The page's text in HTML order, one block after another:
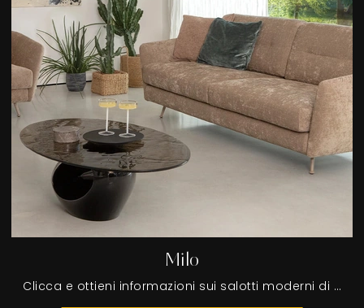
Milo
Clicca e ottieni informazioni sui salotti moderni di Tonin Casa! Differenti modelli di divani, come Milo, ti aspettano.